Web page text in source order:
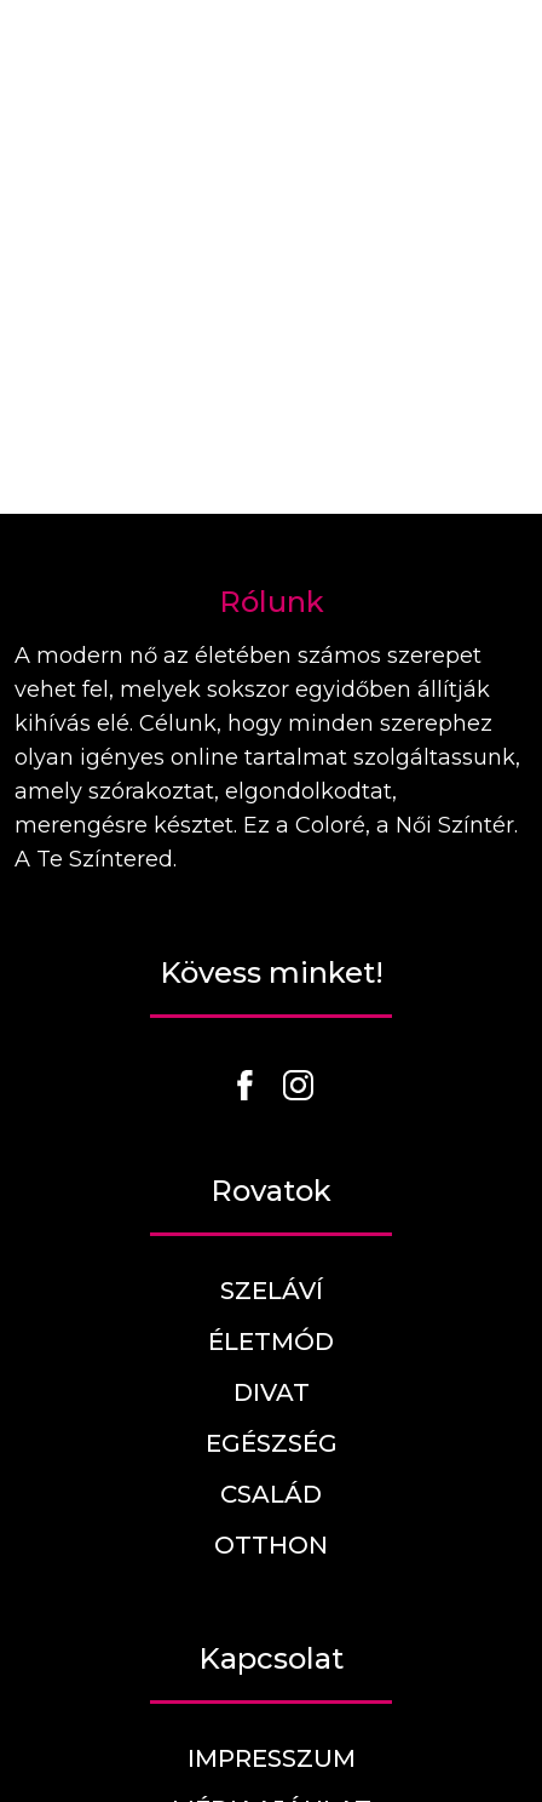
Rólunk
A modern nő az életében számos szerepet
vehet fel, melyek sokszor egyidőben állítják
kihívás elé. Célunk, hogy minden szerephez
olyan igényes online tartalmat szolgáltassunk,
amely szórakoztat, elgondolkodtat,
merengésre késztet. Ez a Coloré, a Női Színtér.
A Te Színtered.
Kövess minket!
Rovatok
SZELÁVÍ
ÉLETMÓD
DIVAT
EGÉSZSÉG
CSALÁD
OTTHON
Kapcsolat
IMPRESSZUM